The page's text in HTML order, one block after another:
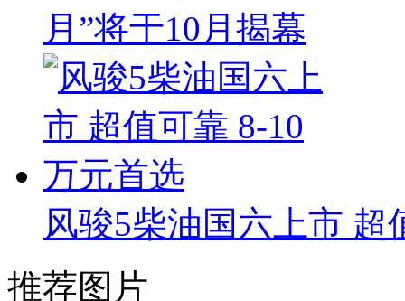
月”将于10月揭幕
风骏5柴油国六上市 超
推荐图片